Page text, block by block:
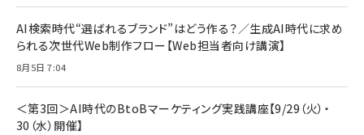
Amazonランキングをもっと見る
ケーブル Anker絡まないケーブル 240W 結束バン
ド付き USB PD対応 シリコン素材採用 iPhone
17 / 16 / 15 / Galaxy iPad Pro MacBook
Pro/Air 各種対応 (1.8m ミッドナイトブラック)
￥1,890
￥4,857
AI検索時代“選ばれるブランド”はどう作る？／生成AI時代に求め
られる次世代Web制作フロー【Web担当者向け講演】
8月5日 7:04
＜第3回＞AI時代のBtoBマーケティング実践講座【9/29（火）・
30（水）開催】